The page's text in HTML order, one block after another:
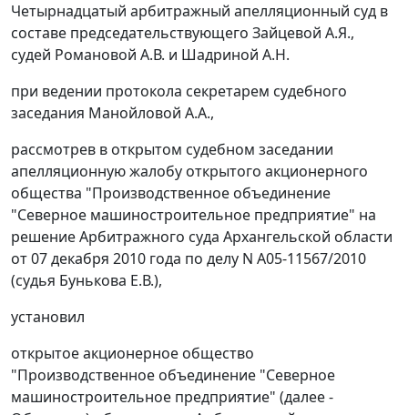
Четырнадцатый арбитражный апелляционный суд в
составе председательствующего Зайцевой А.Я.,
судей Романовой А.В. и Шадриной А.Н.
при ведении протокола секретарем судебного
заседания Манойловой А.А.,
рассмотрев в открытом судебном заседании
апелляционную жалобу открытого акционерного
общества "Производственное объединение
"Северное машиностроительное предприятие" на
решение Арбитражного суда Архангельской области
от 07 декабря 2010 года по делу N А05-11567/2010
(судья Бунькова Е.В.),
установил
открытое акционерное общество
"Производственное объединение "Северное
машиностроительное предприятие" (далее -